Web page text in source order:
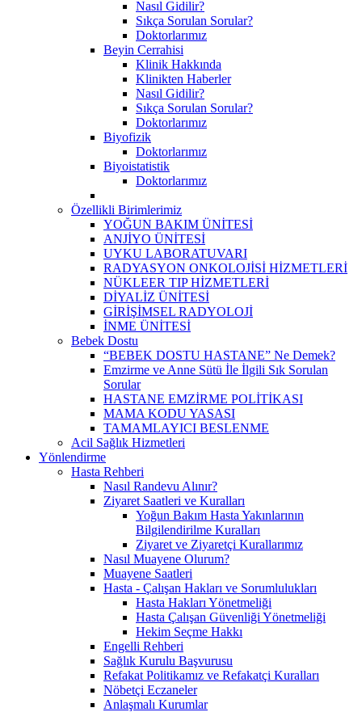
Nasıl Gidilir?
Sıkça Sorulan Sorular?
Doktorlarımız
Beyin Cerrahisi
Klinik Hakkında
Klinikten Haberler
Nasıl Gidilir?
Sıkça Sorulan Sorular?
Doktorlarımız
Biyofizik
Doktorlarımız
Biyoistatistik
Doktorlarımız
Özellikli Birimlerimiz
YOĞUN BAKIM ÜNİTESİ
ANJİYO ÜNİTESİ
UYKU LABORATUVARI
RADYASYON ONKOLOJİSİ HİZMETLERİ
NÜKLEER TIP HİZMETLERİ
DİYALİZ ÜNİTESİ
GİRİŞİMSEL RADYOLOJİ
İNME ÜNİTESİ
Bebek Dostu
“BEBEK DOSTU HASTANE” Ne Demek?
Emzirme ve Anne Sütü İle İlgili Sık Sorulan
Sorular
HASTANE EMZİRME POLİTİKASI
MAMA KODU YASASI
TAMAMLAYICI BESLENME
Acil Sağlık Hizmetleri
Yönlendirme
Hasta Rehberi
Nasıl Randevu Alınır?
Ziyaret Saatleri ve Kuralları
Yoğun Bakım Hasta Yakınlarının
Bilgilendirilme Kuralları
Ziyaret ve Ziyaretçi Kurallarımız
Nasıl Muayene Olurum?
Muayene Saatleri
Hasta - Çalışan Hakları ve Sorumlulukları
Hasta Hakları Yönetmeliği
Hasta Çalışan Güvenliği Yönetmeliği
Hekim Seçme Hakkı
Engelli Rehberi
Sağlık Kurulu Başvurusu
Refakat Politikamız ve Refakatçi Kuralları
Nöbetçi Eczaneler
Anlaşmalı Kurumlar